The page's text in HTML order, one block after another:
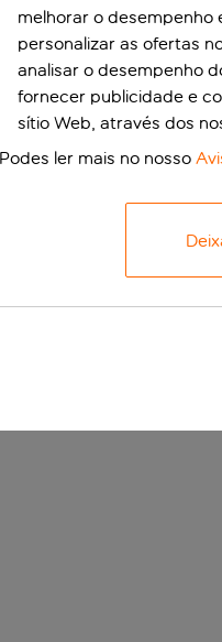
melhorar o desempenho
personalizar as ofertas
analisar o desempenho
fornecer publicidade e
sítio Web, através dos
Podes ler mais no nosso